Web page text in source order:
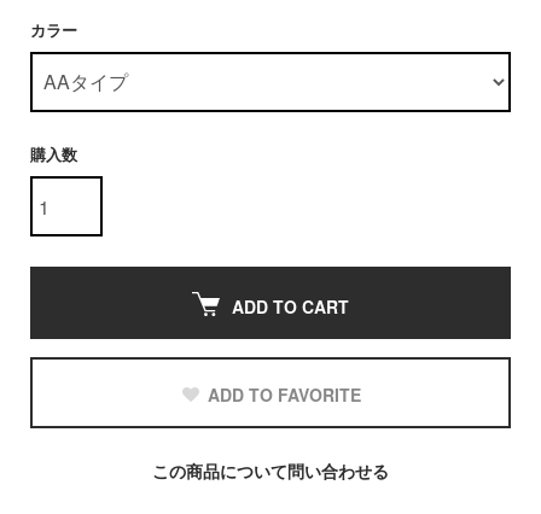
カラー
購入数
ADD TO CART
ADD TO FAVORITE
この商品について問い合わせる